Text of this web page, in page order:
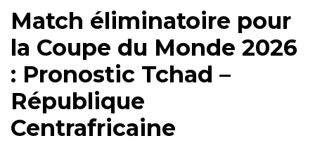
Match éliminatoire pour
la Coupe du Monde 2026
: Pronostic Tchad –
République
Centrafricaine